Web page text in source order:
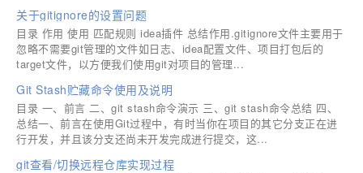
关于gitignore的设置问题
目录 作用 使用 匹配规则 idea插件 总结作用.gitignore文件主要用于
忽略不需要git管理的文件如日志、idea配置文件、项目打包后的
target文件，以方便我们使用git对项目的管理...
Git Stash贮藏命令使用及说明
目录 一、前言 二、git stash命令演示 三、git stash命令总结 四、
总结一、前言在使用Git过程中，有时当你在项目的其它分支正在进
行开发，并且该分支还尚未开发完成进行提交，这...
git查看/切换远程仓库实现过程